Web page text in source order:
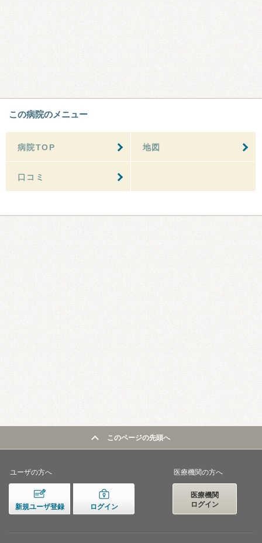
この病院のメニュー
病院TOP 地図
口コミ
このページの先頭へ
ユーザの方へ
新規ユーザ登録 ログイン
医療機関の方へ
医療機関
ログイン